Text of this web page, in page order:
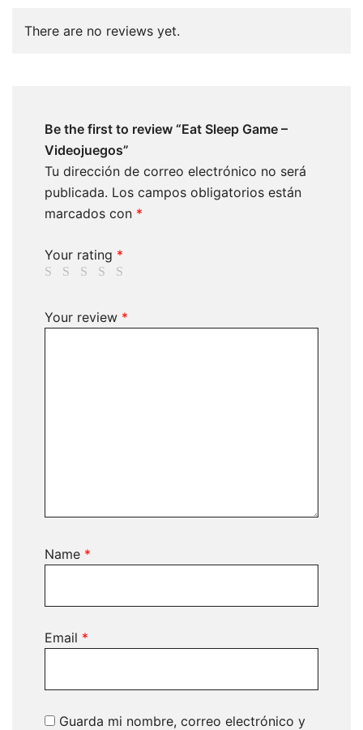
There are no reviews yet.
Be the first to review “Eat Sleep Game –
Videojuegos”
Tu dirección de correo electrónico no será
publicada. Los campos obligatorios están
marcados con *
Your rating *
Your review *
Name *
Email *
Guarda mi nombre, correo electrónico y